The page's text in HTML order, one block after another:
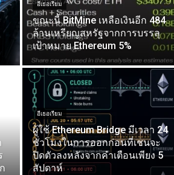
อีเธอเรียม
ขณะนี้ BitMine เหลือเงินอีก 484
ล้านเหรียญสหรัฐจากการบรรลุ
เป้าหมาย Ethereum 5%
อีเธอเรียม
ผู้ใช้ Ethereum Bridge มีเวลา 24
ชั่วโมงในการออกก่อนที่เชนจะ
ปิดตัวลงหลังจากคำเตือนเพียง 5
สัปดาห์